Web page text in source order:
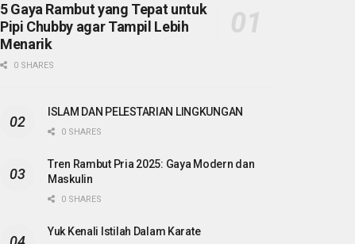
5 Gaya Rambut yang Tepat untuk
Pipi Chubby agar Tampil Lebih
Menarik
0 SHARES
ISLAM DAN PELESTARIAN LINGKUNGAN
0 SHARES
Tren Rambut Pria 2025: Gaya Modern dan
Maskulin
0 SHARES
Yuk Kenali Istilah Dalam Karate